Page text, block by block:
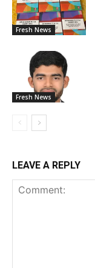
Fresh News
Fresh News
LEAVE A REPLY